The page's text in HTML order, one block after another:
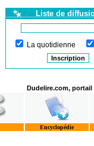
Liste de
La quotidienne
Dudelire.com, portail
Encyclopédie